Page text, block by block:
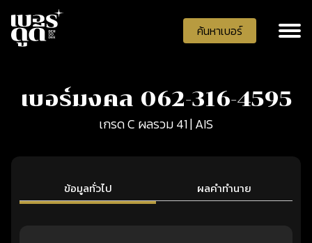
ค้นหาเบอร์
เบอร์มงคล 062-316-4595
เกรด C ผลรวม 41 | AIS
ข้อมูลทั่วไป ผลคำทำนาย